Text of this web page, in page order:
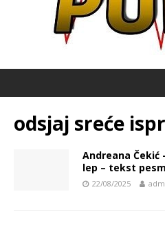
odsjaj sreće
Andreana Čekić
lep – tekst
22/08/2025